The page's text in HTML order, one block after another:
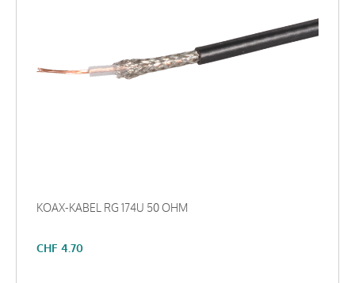
KOAX-KABEL RG 174U 50 OHM
CHF 4.70